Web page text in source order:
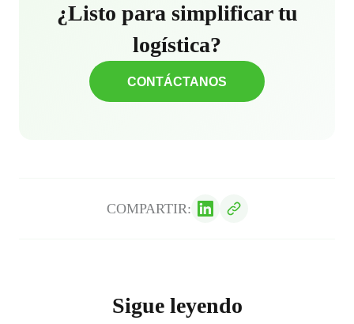
¿Listo para simplificar tu
logística?
CONTÁCTANOS
COMPARTIR:
Sigue leyendo